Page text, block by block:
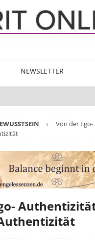
NEWSLETTER
Von der